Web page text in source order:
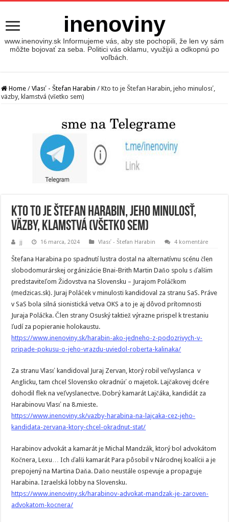
inenoviny
www.inenoviny.sk Informujeme vás, aby ste pochopili, že len vy sám
môžte bojovať za seba. Politici vás oklamu, využijú a odkopnú po
voľbách.
Home / Vlasť - Štefan Harabin / Kto to je Štefan Harabin, jeho minulosť,
väzby, klamstvá (všetko sem)
Kto to je Štefan Harabin, jeho minulosť,
väzby, klamstvá (všetko sem)
jj 16 marca, 2024 Vlasť - Štefan Harabin 4 komentáre
Štefana Harabina po spadnutí lustra dostal na alternatívnu scénu člen
slobodomurárskej orgánizácie Bnai-Brith Martin Daňo spolu s ďalšim
predstaviteľom Židovstva na Slovensku – Jurajom Poláčkom
(medzicas.sk). Juraj Poláček v minulosti kandidoval za stranu SaS. Práve
v SaS bola silná sionistická vetva OKS a to je aj dôvod prítomnosti
Juraja Poláčka. Člen strany Osuský taktiež výrazne prispel k trestaniu
ľudí za popieranie holokaustu.
https://www.inenoviny.sk/harabin-ako-jedneho-z-podozrivych-v-
pripade-pokusu-o-jeho-vrazdu-uviedol-roberta-kalinaka/
Za stranu Vlasť kandidoval Juraj Zervan, ktorý robil veľvyslanca v
Anglicku, tam chcel Slovensko okradnúť o majetok. Lajčakovej dcére
dohodil flek na veľvyslanectve. Dobrý kamarát Lajčáka, kandidát za
Harabinovu Vlasť na 8.mieste.
https://www.inenoviny.sk/vazby-harabina-na-lajcaka-cez-jeho-
kandidata-zervana-ktory-chcel-okradnut-stat/
Harabinov advokát a kamarát je Michal Mandzák, ktorý bol advokátom
Kočnera, Lexu… Ich ďalši kamarát Para pôsobil v Národnej koalícii a je
prepojený na Martina Daňa. Daňo neustále ospevuje a propaguje
Harabina. Izraelská lobby na Slovensku.
https://www.inenoviny.sk/harabinov-advokat-mandzak-je-zaroven-
advokatom-kocnera/